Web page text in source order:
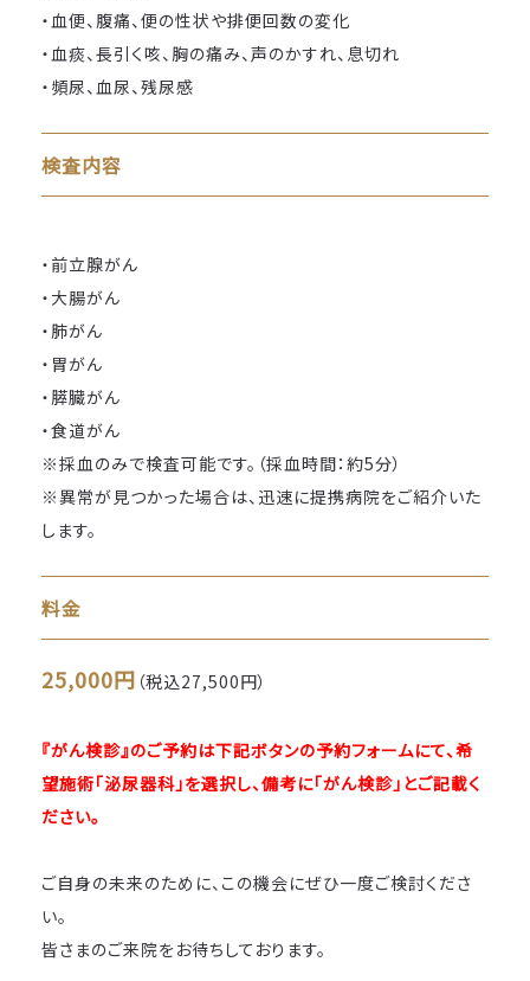
・血便、腹痛、便の性状や排便回数の変化
・血痰、長引く咳、胸の痛み、声のかすれ、息切れ
・頻尿、血尿、残尿感
検査内容
・前立腺がん
・大腸がん
・肺がん
・胃がん
・膵臓がん
・食道がん
※採血のみで検査可能です。（採血時間：約5分）
※異常が見つかった場合は、迅速に提携病院をご紹介いた
します。
料金
25,000円 （税込27,500円）
『がん検診』のご予約は下記ボタンの予約フォームにて、希
望施術「泌尿器科」を選択し、備考に「がん検診」とご記載く
ださい。
ご自身の未来のために、この機会にぜひ一度ご検討くださ
い。
皆さまのご来院をお待ちしております。